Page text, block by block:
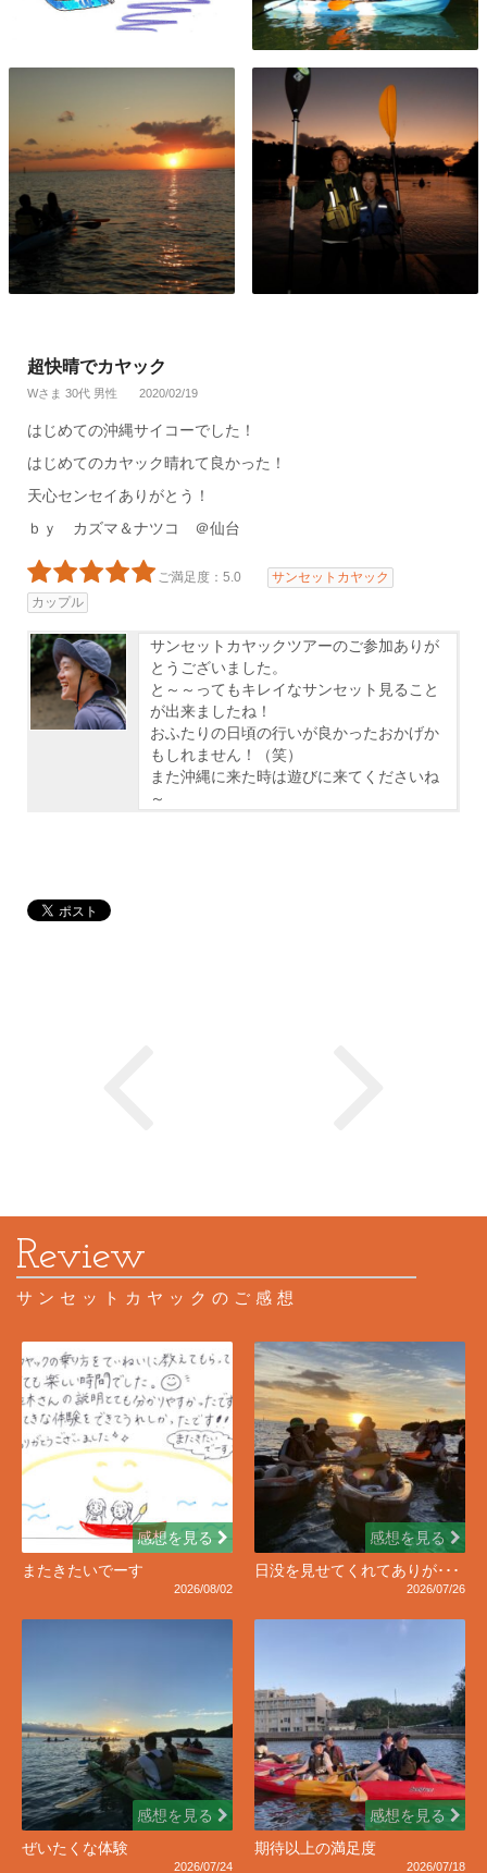
超快晴でカヤック
Wさま 30代 男性 2020/02/19
はじめての沖縄サイコーでした！
はじめてのカヤック晴れて良かった！
天心センセイありがとう！
ｂｙ カズマ＆ナツコ ＠仙台
ご満足度：5.0
サンセットカヤック
カップル
サンセットカヤックツアーのご参加ありが
とうございました。
と～～ってもキレイなサンセット見ること
が出来ましたね！
おふたりの日頃の行いが良かったおかげか
もしれません！（笑）
また沖縄に来た時は遊びに来てくださいね
～
サンセットカヤックのご感想
感想を見る
またきたいでーす
2026/08/02
感想を見る
日没を見せてくれてありが･･･
2026/07/26
感想を見る
ぜいたくな体験
2026/07/24
感想を見る
期待以上の満足度
2026/07/18